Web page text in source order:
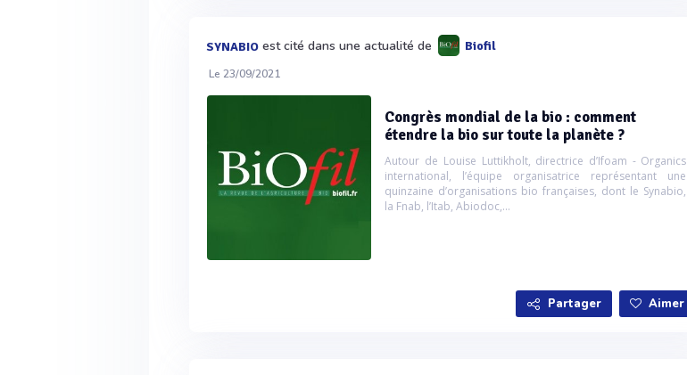
SYNABIO est cité dans une actualité de Biofil
Le 23/09/2021
Congrès mondial de la bio : comment
étendre la bio sur toute la planète ?
Autour de Louise Luttikholt, directrice d’Ifoam - Organics
international, l’équipe organisatrice représentant une
quinzaine d’organisations bio françaises, dont le Synabio,
la Fnab, l’Itab, Abiodoc,...
Partager Aimer